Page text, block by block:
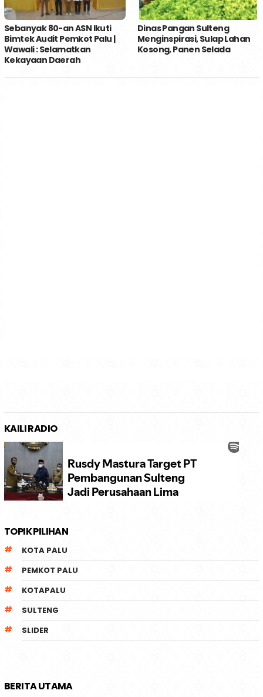
Sebanyak 80-an ASN Ikuti
Bimtek Audit Pemkot Palu |
Wawali : Selamatkan
Kekayaan Daerah
Dinas Pangan Sulteng
Menginspirasi, Sulap Lahan
Kosong, Panen Selada
KAILI RADIO
TOPIK PILIHAN
KOTA PALU
PEMKOT PALU
KOTAPALU
SULTENG
SLIDER
BERITA UTAMA